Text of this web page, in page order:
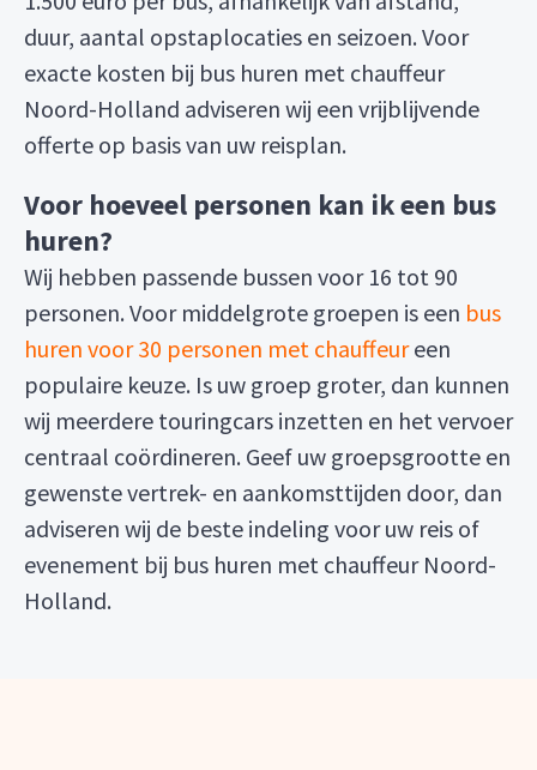
duur, aantal opstaplocaties en seizoen. Voor
exacte kosten bij bus huren met chauffeur
Noord-Holland adviseren wij een vrijblijvende
offerte op basis van uw reisplan.
Voor hoeveel personen kan ik een bus
huren?
Wij hebben passende bussen voor 16 tot 90
personen. Voor middelgrote groepen is een bus
huren voor 30 personen met chauffeureen
populaire keuze. Is uw groep groter, dan kunnen
wij meerdere touringcars inzetten en het vervoer
centraal coördineren. Geef uw groepsgrootte en
gewenste vertrek- en aankomsttijden door, dan
adviseren wij de beste indeling voor uw reis of
evenement bij bus huren met chauffeur Noord-
Holland.